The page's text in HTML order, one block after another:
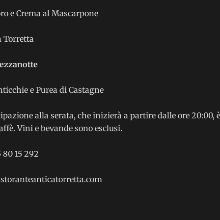
e Crema al Mascarpone
Torretta
e Purea di Castagne
alla serata, che inizierà a partire dalle ore 20:00,
Vini e bevande sono esclusi.
15 292